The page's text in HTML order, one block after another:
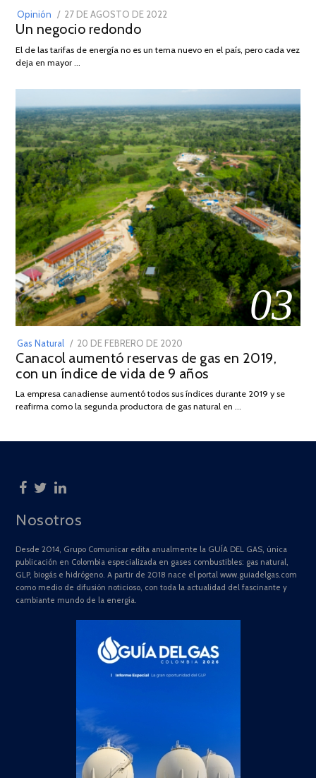
Opinión
POSTED
ON
27 DE AGOSTO DE 2022
DE
Un negocio redondo
El de las tarifas de energía no es un tema nuevo en el país, pero cada vez
deja en mayor …
03
Gas Natural
POSTED
ON
20 DE FEBRERO DE 2020
DE
JULIO
2025
Canacol aumentó reservas de gas en 2019,
con un índice de vida de 9 años
La empresa canadiense aumentó todos sus índices durante 2019 y se
reafirma como la segunda productora de gas natural en …
Nosotros
Desde 2014, Grupo Comunicar edita anualmente la GUÍA DEL GAS, única
publicación en Colombia especializada en gases combustibles: gas natural,
GLP, biogás e hidrógeno. A partir de 2018 nace el portal www.guiadelgas.com
como medio de difusión noticioso, con toda la actualidad del fascinante y
cambiante mundo de la energía.